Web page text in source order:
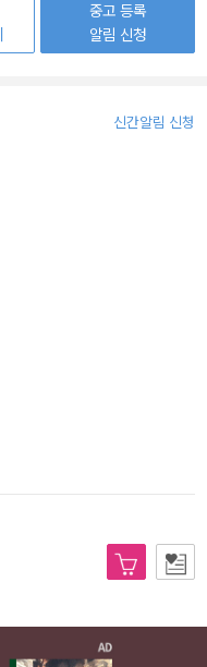
중고 등록
알림 신청
신간알림 신청